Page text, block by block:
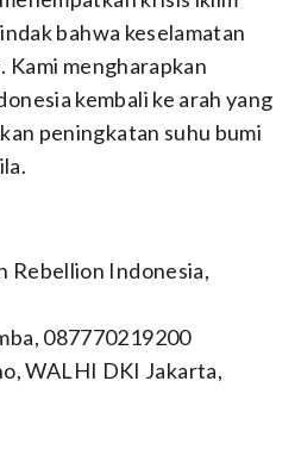
bahwa keselamatan
mengharapkan
kembali ke arah yang
peningkatan suhu bumi
Rebellion Indonesia,
087770219200
WALHI DKI Jakarta,